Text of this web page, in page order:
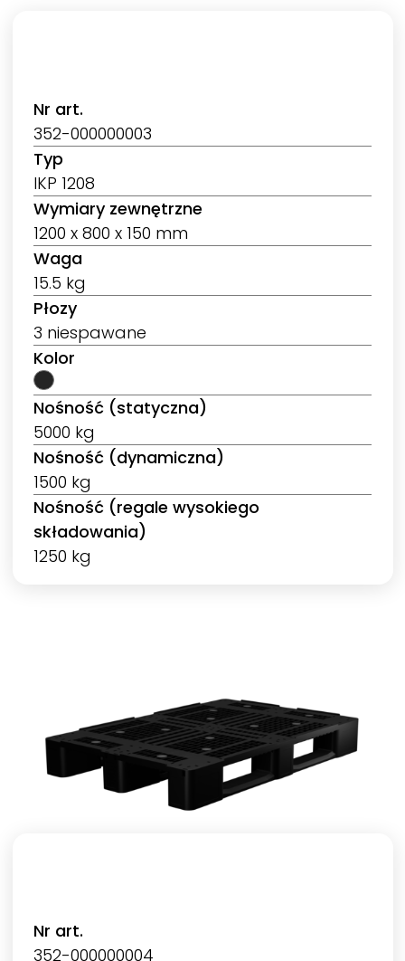
Nr art.
352-000000003
Typ
IKP 1208
Wymiary zewnętrzne
1200 x 800 x 150 mm
Waga
15.5 kg
Płozy
3 niespawane
Kolor
Nośność (statyczna)
5000 kg
Nośność (dynamiczna)
1500 kg
Nośność (regale wysokiego
składowania)
1250 kg
Nr art.
352-000000004